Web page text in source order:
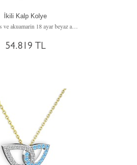
İkili Kalp Kolye
Yeşil kuvars ve akuamarin 18 ayar beyaz altın kolye (40 cm rose altın rolo zincir)
54.819 TL